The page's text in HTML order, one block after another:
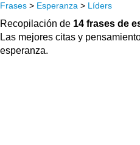
Frases > Esperanza > Líders
Recopilación de 14 frases de
Las mejores citas y
esperanza.